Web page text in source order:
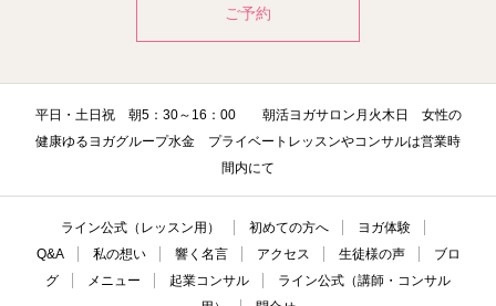
ご予約
平日・土日祝 朝5：30～16：00 朝活ヨガサロン月火木日 女性の
健康ゆるヨガグループ水金 プライベートレッスンやコンサルは営業時
間内にて
ライン公式（レッスン用） 初めての方へ
ヨガ体験
Q&A
私の想い 響く名言 アクセス 生徒様の声
ブロ
グ
メニュー 起業コンサル
ライン公式（講師・コンサル